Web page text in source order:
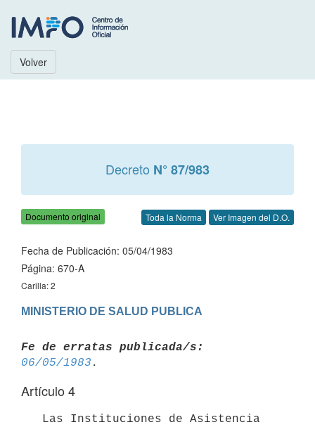
Volver
Decreto N° 87/983
Documento original Toda la Norma Ver Imagen del D.O.
Fecha de Publicación: 05/04/1983
Página: 670-A
Carilla: 2
MINISTERIO DE SALUD PUBLICA
Fe de erratas publicada/s:
06/05/1983
Artículo 4